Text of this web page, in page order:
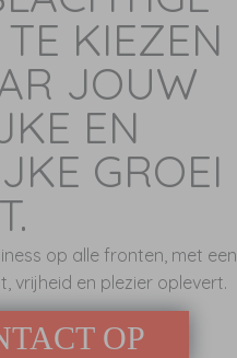
KIEZEN
JOUW
EN
GROEI
op alle fronten, met een
vrijheid en plezier oplevert.
OP